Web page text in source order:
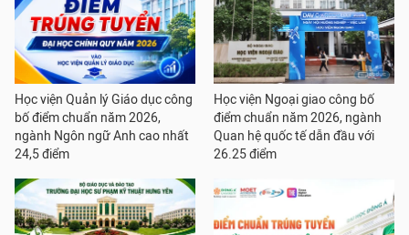
Học viện Quản lý Giáo dục công
bố điểm chuẩn năm 2026,
ngành Ngôn ngữ Anh cao nhất
24,5 điểm
Học viện Ngoại giao công bố
điểm chuẩn năm 2026, ngành
Quan hệ quốc tế dẫn đầu với
26.25 điểm